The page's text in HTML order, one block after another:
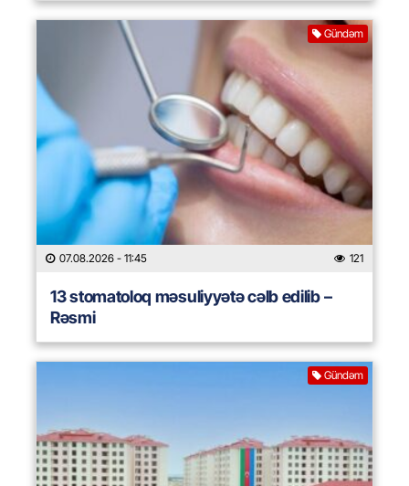
Gündəm
07.08.2026 - 11:45 121
13 stomatoloq məsuliyyətə cəlb edilib –
Rəsmi
Gündəm